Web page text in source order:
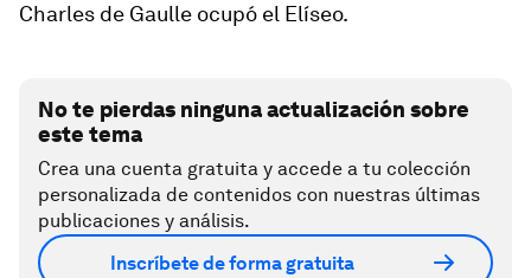
Charles de Gaulle ocupó el Elíseo.
No te pierdas ninguna actualización sobre
este tema
Crea una cuenta gratuita y accede a tu colección
personalizada de contenidos con nuestras últimas
publicaciones y análisis.
Inscríbete de forma gratuita